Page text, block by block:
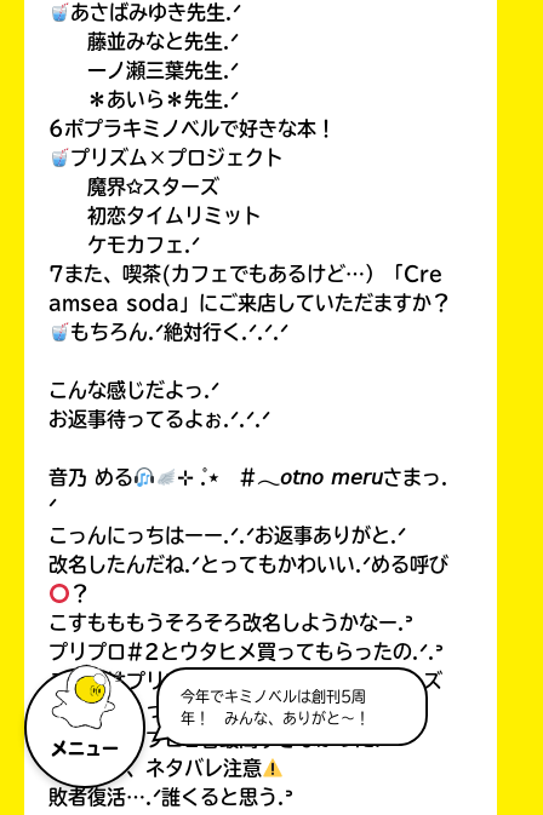
メニュー
今年でキミノベルは創刊5周
年！ みんな、ありがと～！
あさばみゆき先生.ᐟ
藤並みなと先生.ᐟ
一ノ瀬三葉先生.ᐟ
＊あいら＊先生.ᐟ
6ポプラキミノベルで好きな本！
プリズム×プロジェクト
魔界✩スターズ
初恋タイムリミット
ケモカフェ.ᐟ
7また、喫茶(カフェでもあるけど…）「Cre
amsea soda」にご来店していただますか？
もちろん.ᐟ絶対行く.ᐟ.ᐟ.ᐟ
こんな感じだよっ.ᐟ
お返事待ってるよぉ.ᐟ.ᐟ.ᐟ
音乃 める
⊹ ̊.⋆ #𓂃𝘰𝘵𝘯𝘰 𝘮𝘦𝘳𝘶さまっ.
ᐟ
こっんにっちはーー.ᐟ.ᐟお返事ありがと.ᐟ
改名したんだね.ᐟとってもかわいい.ᐟめる呼び
？
こすもももうそろそろ改名しようかなー.ᐣ
プリプロ#2とウタヒメ買ってもらったの.ᐟ.ᐣ
こすもはプリプロ#1と#2と魔界✩スターズ
買ってもらったー.ᐟ
ねえ、プリプロ2巻最高すぎなかった.ᐣ
ここから、ネタバレ注意
敗者復活….ᐟ誰くると思う.ᐣ